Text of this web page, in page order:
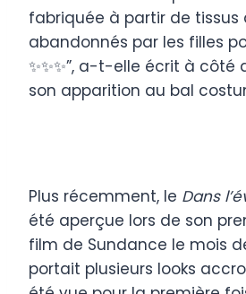
fabriquée à partir de tissus
abandonnés par les filles
✨✨✨”, a-t-elle écrit à côté
son apparition au bal
Plus récemment, le Dans
été aperçue lors de son
film de Sundance le mois
portait plusieurs looks